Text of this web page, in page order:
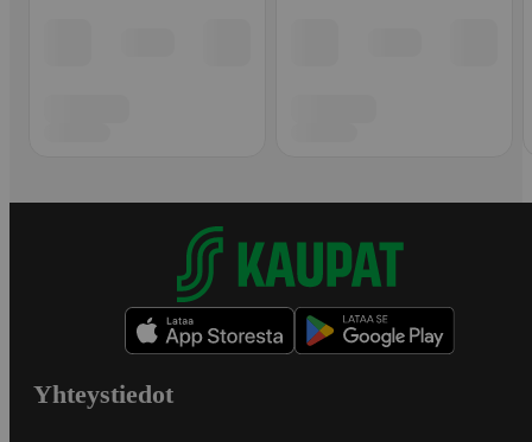
Yhteystiedot